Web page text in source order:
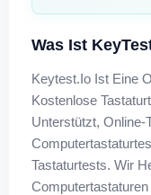
Was Ist
Keytest.io Ist Eine
Kostenlose
Unterstützt, Online-
Tastaturtests. Wir